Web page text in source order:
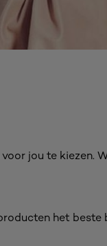
jou te kiezen.
het beste